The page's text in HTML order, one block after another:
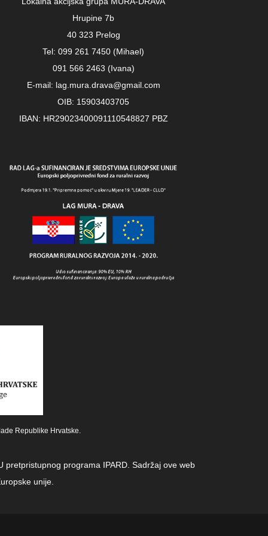
Hrupine 7b
40 323 Prelog
Tel: 099 261 7450 (Mihael)
091 566 2463 (Ivana)
E-mail: lag.mura.drava@gmail.com
OIB: 15903403705
IBAN: HR29023400091110548827 PBZ
Republike Hrvatske.
programa IPARD. Sadržaj ove web
unije.